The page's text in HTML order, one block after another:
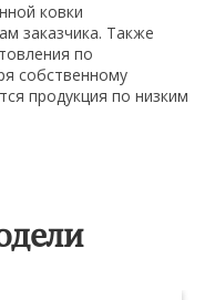
ковки
заказчика. Также
по
собственному
продукция по низким